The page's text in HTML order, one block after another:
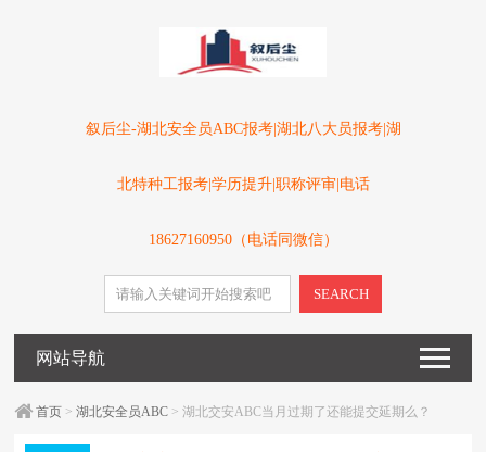
叙后尘-湖北安全员ABC报考|湖北八大员报考|湖
北特种工报考|学历提升|职称评审|电话
18627160950（电话同微信）
SEARCH
网站导航
首页 >湖北安全员ABC > 湖北交安ABC当月过期了还能提交延期么？